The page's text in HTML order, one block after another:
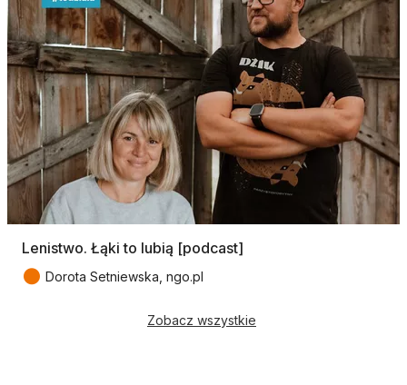
Lenistwo. Łąki to lubią [podcast]
● Dorota Setniewska, ngo.pl
Zobacz wszystkie